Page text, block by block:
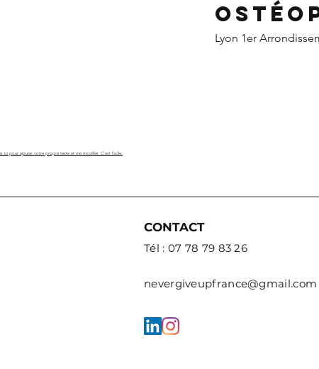
Lyon 1er
ici pour ajouter votre propre texte et me modifier. C'est facile.
CONTACT
Tél : 07 78 79 83 26
nevergiveupfrance@gmail.com